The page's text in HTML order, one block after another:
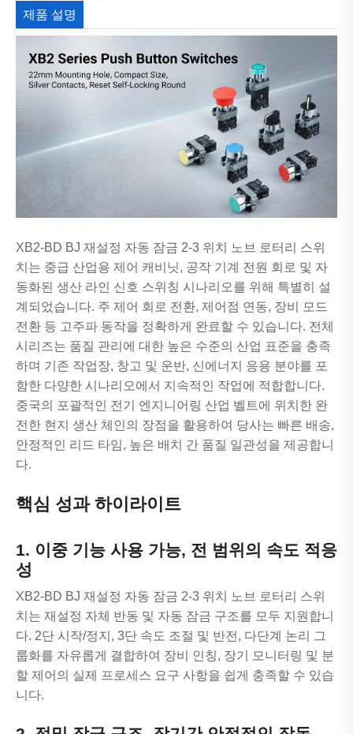
제품 설명
XB2-BD BJ 재설정 자동 잠금 2-3 위치 노브 로터리 스위
치는 중급 산업용 제어 캐비닛, 공작 기계 전원 회로 및 자
동화된 생산 라인 신호 스위칭 시나리오를 위해 특별히 설
계되었습니다. 주 제어 회로 전환, 제어점 연동, 장비 모드
전환 등 고주파 동작을 정확하게 완료할 수 있습니다. 전체
시리즈는 품질 관리에 대한 높은 수준의 산업 표준을 충족
하며 기존 작업장, 창고 및 운반, 신에너지 응용 분야를 포
함한 다양한 시나리오에서 지속적인 작업에 적합합니다.
중국의 포괄적인 전기 엔지니어링 산업 벨트에 위치한 완
전한 현지 생산 체인의 장점을 활용하여 당사는 빠른 배송,
안정적인 리드 타임, 높은 배치 간 품질 일관성을 제공합니
다.
핵심 성과 하이라이트
1. 이중 기능 사용 가능, 전 범위의 속도 적응
성
XB2-BD BJ 재설정 자동 잠금 2-3 위치 노브 로터리 스위
치는 재설정 자체 반동 및 자동 잠금 구조를 모두 지원합니
다. 2단 시작/정지, 3단 속도 조절 및 반전, 다단계 논리 그
룹화를 자유롭게 결합하여 장비 인칭, 장기 모니터링 및 분
할 제어의 실제 프로세스 요구 사항을 쉽게 충족할 수 있습
니다.